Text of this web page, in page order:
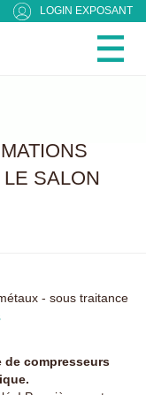
LOGIN EXPOSANT
SALON
- sous traitance
compresseurs